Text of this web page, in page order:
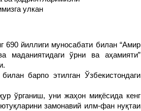
улкан
йиллиги муносабати билан “Амир
маданиятидаги ўрни ва аҳамияти”
барпо этилган Ўзбекистондаги
ўрганиш, уни жаҳон миқёсида кенг
замонавий илм-фан нуқтаи